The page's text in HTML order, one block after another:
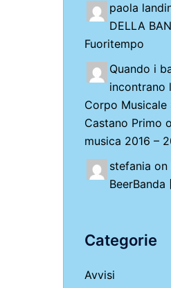
paola
DELLA
Fuoritempo
Quando i
incontrano
Corpo Musicale
Castano Primo
musica 2016 –
stefania on
BeerBanda
Categorie
Avvisi